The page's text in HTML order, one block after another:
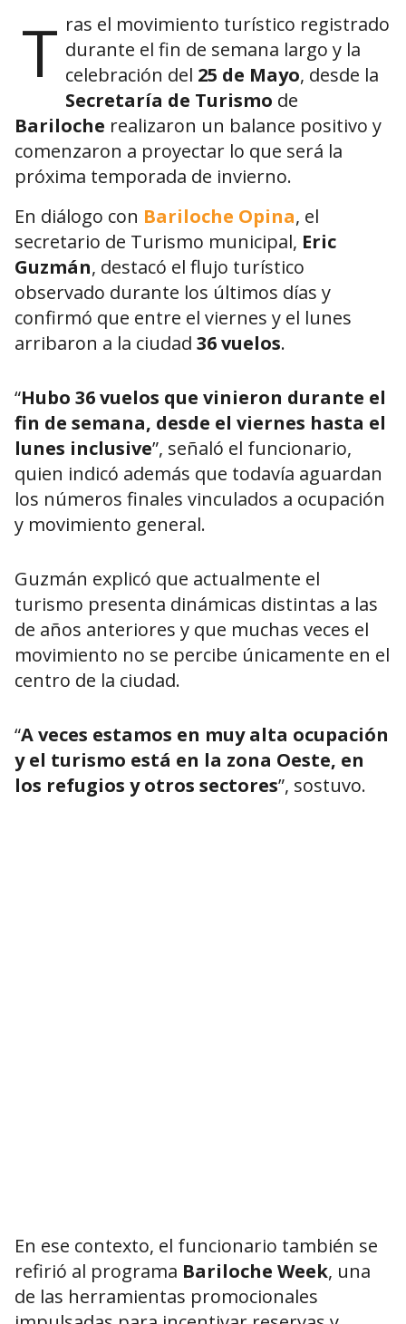
T ras el movimiento turístico registrado
durante el fin de semana largo y la
celebración del 25 de Mayo, desde la
Secretaría de Turismo de
Bariloche realizaron un balance positivo y
comenzaron a proyectar lo que será la
próxima temporada de invierno.
En diálogo con Bariloche Opina, el
secretario de Turismo municipal, Eric
Guzmán, destacó el flujo turístico
observado durante los últimos días y
confirmó que entre el viernes y el lunes
arribaron a la ciudad 36 vuelos.
“Hubo 36 vuelos que vinieron durante el
fin de semana, desde el viernes hasta el
lunes inclusive”, señaló el funcionario,
quien indicó además que todavía aguardan
los números finales vinculados a ocupación
y movimiento general.
Guzmán explicó que actualmente el
turismo presenta dinámicas distintas a las
de años anteriores y que muchas veces el
movimiento no se percibe únicamente en el
centro de la ciudad.
“A veces estamos en muy alta ocupación
y el turismo está en la zona Oeste, en
los refugios y otros sectores”, sostuvo.
En ese contexto, el funcionario también se
refirió al programa Bariloche Week, una
de las herramientas promocionales